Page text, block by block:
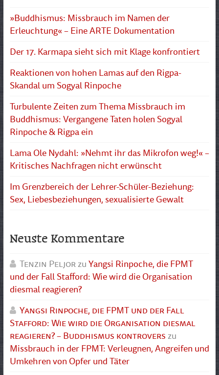
»Buddhismus: Missbrauch im Namen der
Erleuchtung« – Eine ARTE Dokumentation
Der 17. Karmapa sieht sich mit Klage konfrontiert
Reaktionen von hohen Lamas auf den Rigpa-
Skandal um Sogyal Rinpoche
Turbulente Zeiten zum Thema Missbrauch im
Buddhismus: Vergangene Taten holen Sogyal
Rinpoche & Rigpa ein
Lama Ole Nydahl: »Nehmt ihr das Mikrofon weg!« –
Kritisches Nachfragen nicht erwünscht
Im Grenzbereich der Lehrer-Schüler-Beziehung:
Sex, Liebesbeziehungen, sexualisierte Gewalt
Neuste Kommentare
Tenzin PeljorzuYangsi Rinpoche, die FPMT
und der Fall Stafford: Wie wird die Organisation
diesmal reagieren?
Yangsi Rinpoche, die FPMT und der Fall
Stafford: Wie wird die Organisation diesmal
reagieren? – Buddhismus kontrovers zu
Missbrauch in der FPMT: Verleugnen, Angreifen und
Umkehren von Opfer und Täter